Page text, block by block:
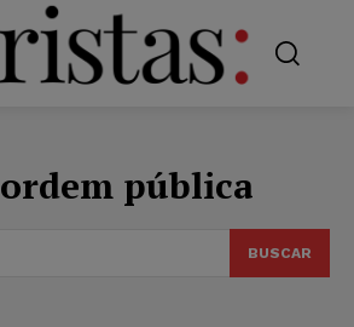
ordem pública
BUSCAR